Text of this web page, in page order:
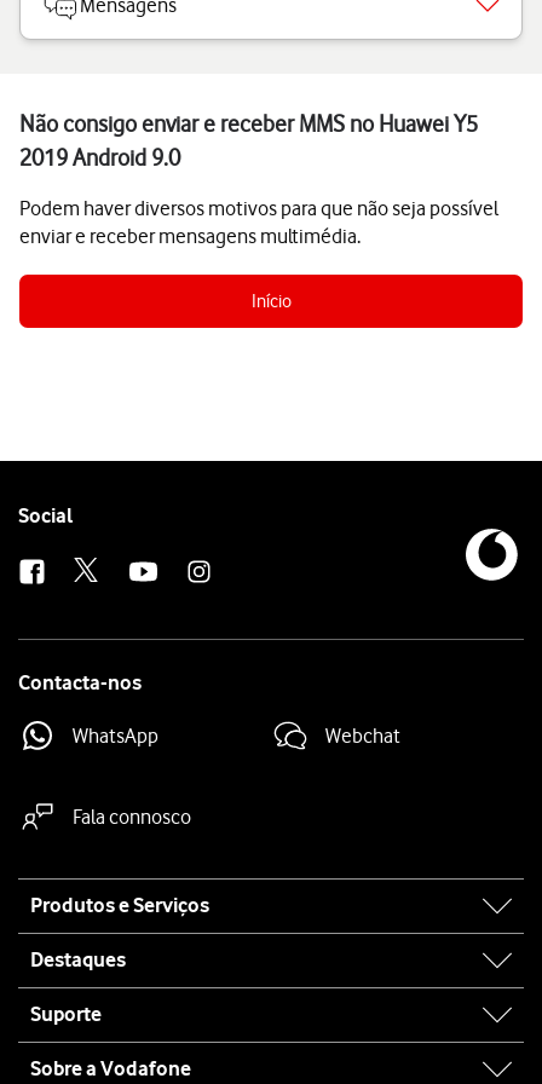
Mensagens
Não consigo enviar e receber MMS no Huawei Y5
2019 Android 9.0
Podem haver diversos motivos para que não seja possível
enviar e receber mensagens multimédia.
Início
Follow
Social
Contacta-nos
WhatsApp Webchat
Fala connosco
map
Produtos e Serviços
Destaques
Suporte
Sobre a Vodafone